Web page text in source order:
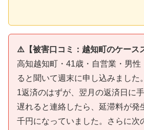
⚠️【被害口コミ：越知町のケース
高知越知町・41歳・自営業・男性
ると聞いて週末に申し込みました
1返済のはずが、翌月の返済日に
遅れると連絡したら、延滞料が発
千円になっていました。さらに次